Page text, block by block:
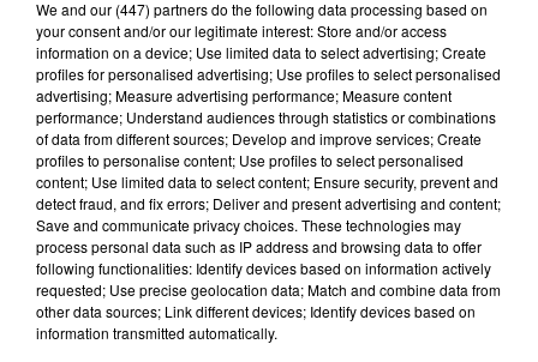
Lecture (1 min 14 sec)
100%
100% Radio l'agenda des Hautes-Pyrénées
We and our (447) partnersdo the following data processing based on
your consent and/or our legitimate interest: Store and/or access
information on a device; Use limited data to select advertising; Create
profiles for personalised advertising; Use profiles to select personalised
advertising; Measure advertising performance; Measure content
performance; Understand audiences through statistics or combinations
of data from different sources; Develop and improve services; Create
profiles to personalise content; Use profiles to select personalised
content; Use limited data to select content; Ensure security, prevent and
detect fraud, and fix errors; Deliver and present advertising and content;
Save and communicate privacy choices. These technologies may
process personal data such as IP address and browsing data to offer
following functionalities: Identify devices based on information actively
requested; Use precise geolocation data; Match and combine data from
other data sources; Link different devices; Identify devices based on
information transmitted automatically.